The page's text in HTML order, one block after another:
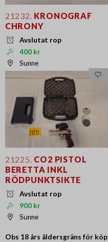
21232. KRONOGRAF
CHRONY
Avslutat rop
400 kr
Sunne
21225. CO2 PISTOL
BERETTA INKL
RÖDPUNKTSIKTE
Avslutat rop
900 kr
Sunne
Obs 18 års åldersgräns för köp